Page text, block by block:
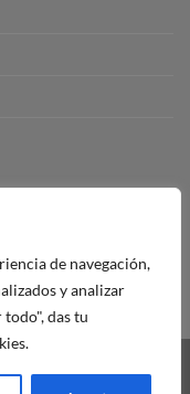
de navegación,
y analizar
das tu
MasterCard